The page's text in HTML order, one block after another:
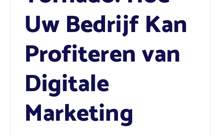
Uw Bedrijf Kan
Profiteren van
Digitale
Marketing